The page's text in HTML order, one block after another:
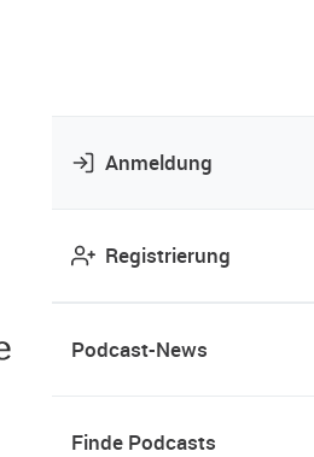
Anmeldung
Registrierung
Podcast-News
Finde Podcasts